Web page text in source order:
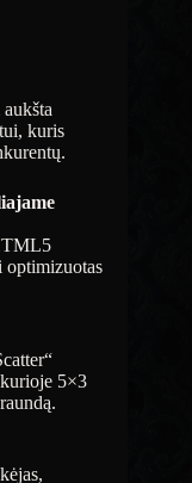
kuris
optimizuotas
5×3